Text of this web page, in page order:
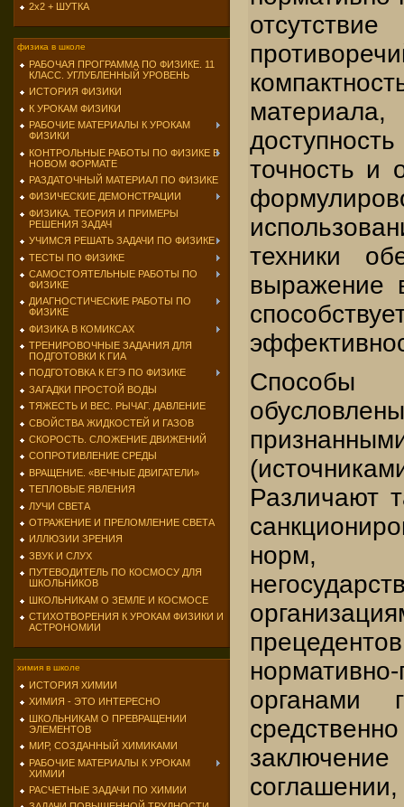
2х2 + ШУТКА
физика в школе
РАБОЧАЯ ПРОГРАММА ПО ФИЗИКЕ. 11
КЛАСС. УГЛУБЛЕННЫЙ УРОВЕНЬ
ИСТОРИЯ ФИЗИКИ
К УРОКАМ ФИЗИКИ
РАБОЧИЕ МАТЕРИАЛЫ К УРОКАМ
ФИЗИКИ
КОНТРОЛЬНЫЕ РАБОТЫ ПО ФИЗИКЕ В
НОВОМ ФОРМАТЕ
РАЗДАТОЧНЫЙ МАТЕРИАЛ ПО ФИЗИКЕ
ФИЗИЧЕСКИЕ ДЕМОНСТРАЦИИ
ФИЗИКА. ТЕОРИЯ И ПРИМЕРЫ
РЕШЕНИЯ ЗАДАЧ
УЧИМСЯ РЕШАТЬ ЗАДАЧИ ПО ФИЗИКЕ
ТЕСТЫ ПО ФИЗИКЕ
САМОСТОЯТЕЛЬНЫЕ РАБОТЫ ПО
ФИЗИКЕ
ДИАГНОСТИЧЕСКИЕ РАБОТЫ ПО
ФИЗИКЕ
ФИЗИКА В КОМИКСАХ
ТРЕНИРОВОЧНЫЕ ЗАДАНИЯ ДЛЯ
ПОДГОТОВКИ К ГИА
ПОДГОТОВКА К ЕГЭ ПО ФИЗИКЕ
ЗАГАДКИ ПРОСТОЙ ВОДЫ
ТЯЖЕСТЬ И ВЕС. РЫЧАГ. ДАВЛЕНИЕ
СВОЙСТВА ЖИДКОСТЕЙ И ГАЗОВ
СКОРОСТЬ. СЛОЖЕНИЕ ДВИЖЕНИЙ
СОПРОТИВЛЕНИЕ СРЕДЫ
ВРАЩЕНИЕ. «ВЕЧНЫЕ ДВИГАТЕЛИ»
ТЕПЛОВЫЕ ЯВЛЕНИЯ
ЛУЧИ СВЕТА
ОТРАЖЕНИЕ И ПРЕЛОМЛЕНИЕ СВЕТА
ИЛЛЮЗИИ ЗРЕНИЯ
ЗВУК И СЛУХ
ПУТЕВОДИТЕЛЬ ПО КОСМОСУ ДЛЯ
ШКОЛЬНИКОВ
ШКОЛЬНИКАМ О ЗЕМЛЕ И КОСМОСЕ
СТИХОТВОРЕНИЯ К УРОКАМ ФИЗИКИ И
АСТРОНОМИИ
химия в школе
ИСТОРИЯ ХИМИИ
ХИМИЯ - ЭТО ИНТЕРЕСНО
ШКОЛЬНИКАМ О ПРЕВРАЩЕНИИ
ЭЛЕМЕНТОВ
МИР, СОЗДАННЫЙ ХИМИКАМИ
РАБОЧИЕ МАТЕРИАЛЫ К УРОКАМ
ХИМИИ
РАСЧЕТНЫЕ ЗАДАЧИ ПО ХИМИИ
точность и
техники
выражение
Способы
Различают
норм,